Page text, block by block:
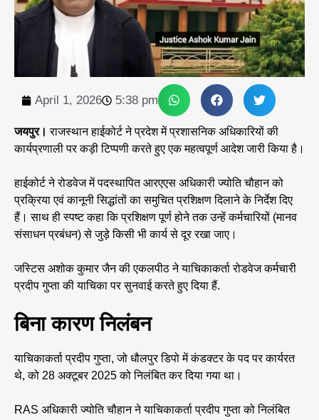
April 1, 2026 5:38 pm
जयपुर। राजस्थान हाईकोर्ट ने प्रदेश में प्रशासनिक अधिकारियों की
कार्यप्रणाली पर कड़ी टिप्पणी करते हुए एक महत्वपूर्ण आदेश जारी किया है।
हाईकोर्ट ने रोडवेज में पदस्थापित आरएएस अधिकारी ज्योति चौहान को
प्रक्रिया एवं कानूनी सिद्धांतों का समुचित प्रशिक्षण दिलाने के निर्देश दिए
हैं। साथ ही स्पष्ट कहा कि प्रशिक्षण पूर्ण होने तक उन्हें कर्मचारियों (मानव
संसाधन प्रबंधन) से जुड़े किसी भी कार्य से दूर रखा जाए।
जस्टिस अशोक कुमार जैन की एकलपीठ ने याचिकाकर्ता रोडवेज कर्मचारी
प्रदीप गुप्ता की याचिका पर सुनवाई करते हुए दिया हैं.
बिना कारण निलंबन
याचिकाकर्ता प्रदीप गुप्ता, जो धौलपुर डिपो में कंडक्टर के पद पर कार्यरत
थे, को 28 अक्टूबर 2025 को निलंबित कर दिया गया था।
RAS अधिकारी ज्योति चौहान ने याचिकाकर्ता प्रदीप गुप्ता को निलंबित